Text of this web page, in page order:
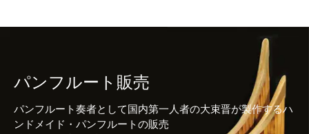
パンフルート販売
パンフルート奏者として国内第一人者の大束晋が製作するハ
ンドメイド・パンフルートの販売